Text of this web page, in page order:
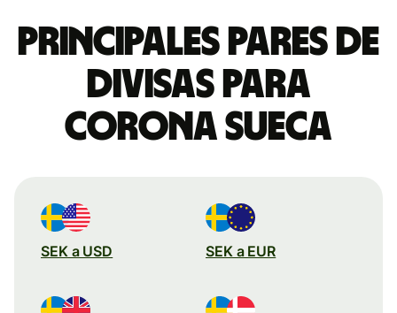
Principales pares de
divisas para
corona sueca
SEK a USD SEK a EUR